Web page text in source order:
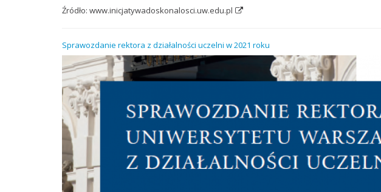
Źródło: www.inicjatywadoskonalosci.uw.edu.pl
Sprawozdanie rektora z działalności uczelni w 2021 roku